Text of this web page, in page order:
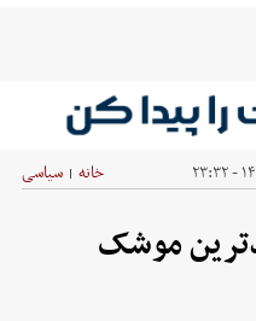
خانه | سیاسی
موشک